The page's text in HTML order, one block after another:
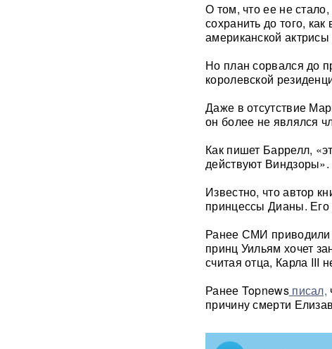
О том, что ее не
сохранить до того,
американской
Но план сорвался до
королевской
Даже в отсутствие
он более не являлся
Как пишет Баррелл,
действуют Виндзоры».
Известно, что автор
принцессы Дианы. Его
Ранее СМИ приводили
принц Уильям хочет
считая отца, Карла III
Ранее Topnewsписал,
причину смерти